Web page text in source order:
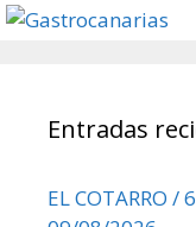
Entradas
EL COTARRO /